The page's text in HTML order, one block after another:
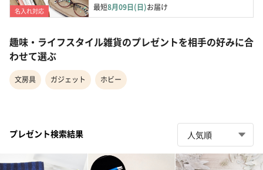
名入れ対応 最短8月09日(日)お届け
趣味・ライフスタイル雑貨のプレゼントを相手の好みに合
わせて選ぶ
文房具 ガジェット ホビー
プレゼント検索結果